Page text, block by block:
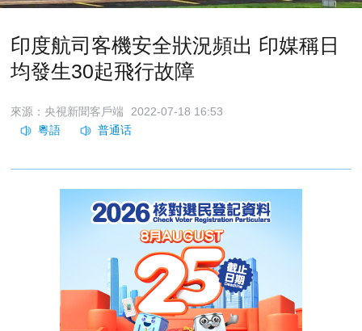
印度航司客機安全狀況頻出 印媒稱日
均發生30起飛行故障
來源：央視新聞客戶端 2022-07-18 16:53